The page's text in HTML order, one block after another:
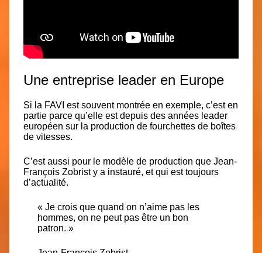
Une entreprise leader en Europe
Si la FAVI est souvent montrée en exemple, c’est en
partie parce qu’elle est depuis des années leader
européen sur la production de fourchettes de boîtes
de vitesses.
C’est aussi pour le modèle de production que Jean-
François Zobrist y a instauré, etqui est toujours
d’actualité.
« Je crois que quand on n’aime pas les
hommes, on ne peut pas être un bon
patron. »